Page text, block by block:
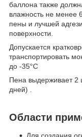
баллона также
влажность не менее
пены и лучшей
поверхности.
Допускается
транспортировать
до -35°С
Пена выдерживает 2
дней) .
Области